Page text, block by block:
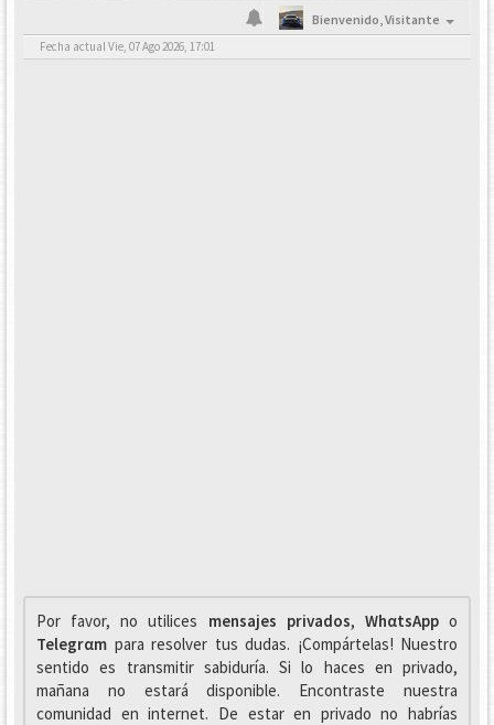
Bienvenido,Visitante
Fecha actual Vie, 07 Ago 2026, 17:01
Por favor, no utilices mensajes privados, WhαtsAppo
Telegrαm para resolver tus dudas. ¡Compártelas! Nuestro
sentido es transmitir sabiduría. Si lo haces en privado,
mañana no estará disponible. Encontraste nuestra
comunidad en internet. De estar en privado no habrías